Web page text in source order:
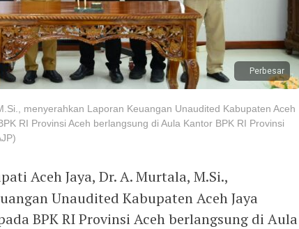
Perbesar
menyerahkan Laporan Keuangan Unaudited Kabupaten Aceh
RI Provinsi Aceh berlangsung di Aula Kantor BPK RI Provinsi
Aceh Jaya, Dr. A. Murtala, M.Si.,
Unaudited Kabupaten Aceh Jaya
BPK RI Provinsi Aceh berlangsung di Aula